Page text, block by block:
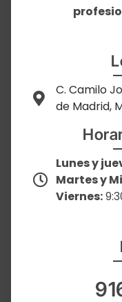
C. Camilo
de Madrid,
Lunes y
Martes y
Viernes: